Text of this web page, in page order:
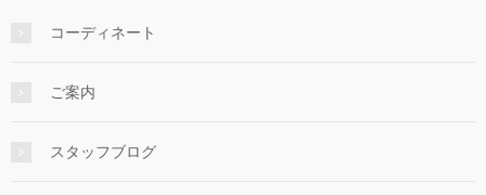
コーディネート
ご案内
スタッフブログ